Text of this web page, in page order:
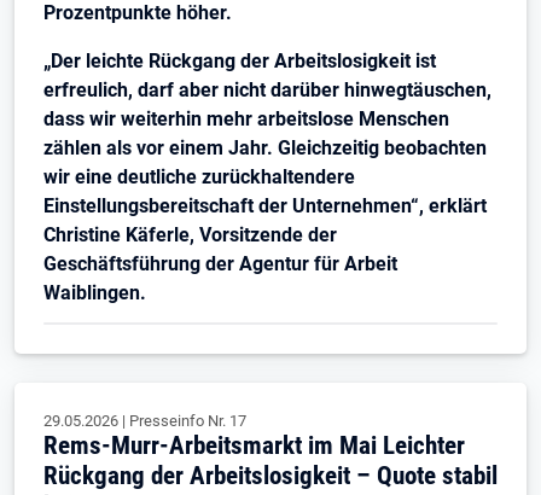
Prozentpunkte höher.
„Der leichte Rückgang der Arbeitslosigkeit ist
erfreulich, darf aber nicht darüber hinwegtäuschen,
dass wir weiterhin mehr arbeitslose Menschen
zählen als vor einem Jahr. Gleichzeitig beobachten
wir eine deutliche zurückhaltendere
Einstellungsbereitschaft der Unternehmen“, erklärt
Christine Käferle, Vorsitzende der
Geschäftsführung der Agentur für Arbeit
Waiblingen.
29.05.2026 | Presseinfo Nr. 17
Rems-Murr-Arbeitsmarkt im Mai Leichter
Rückgang der Arbeitslosigkeit – Quote stabil